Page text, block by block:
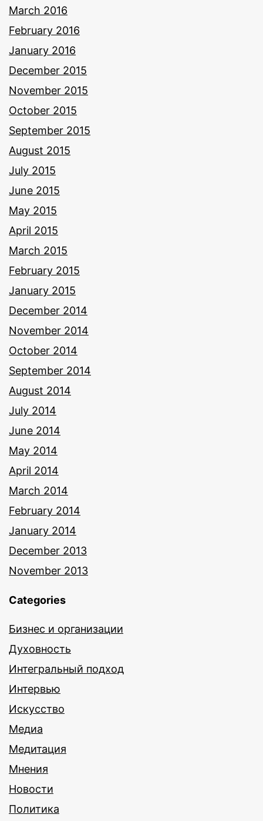
March 2016
February 2016
January 2016
December 2015
November 2015
October 2015
September 2015
August 2015
July 2015
June 2015
May 2015
April 2015
March 2015
February 2015
January 2015
December 2014
November 2014
October 2014
September 2014
August 2014
July 2014
June 2014
May 2014
April 2014
March 2014
February 2014
January 2014
December 2013
November 2013
Categories
Бизнес и организации
Духовность
Интегральный подход
Интервью
Искусство
Медиа
Медитация
Мнения
Новости
Политика